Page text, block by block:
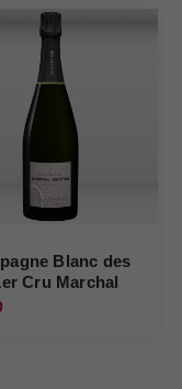
Blanc des
Cru Marchal